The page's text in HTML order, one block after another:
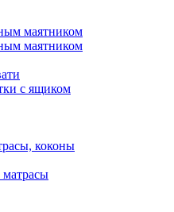
маятником
маятником
с ящиком
коконы